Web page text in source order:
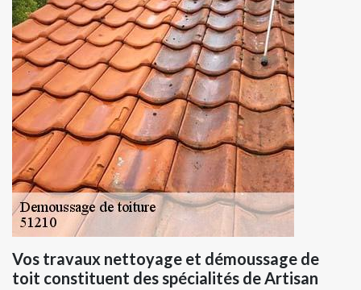
Vos travaux nettoyage et démoussage de
toit constituent des spécialités de Artisan